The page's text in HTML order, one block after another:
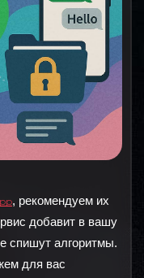
, рекомендуем их
добавит в вашу
спишут алгоритмы.
для вас